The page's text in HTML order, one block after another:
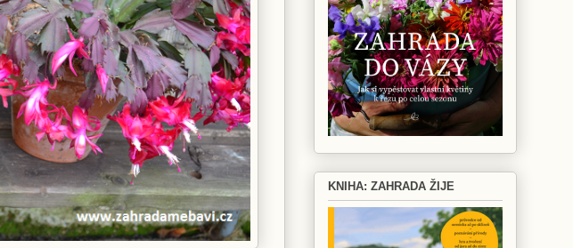
KNIHA: ZAHRADA ŽIJE